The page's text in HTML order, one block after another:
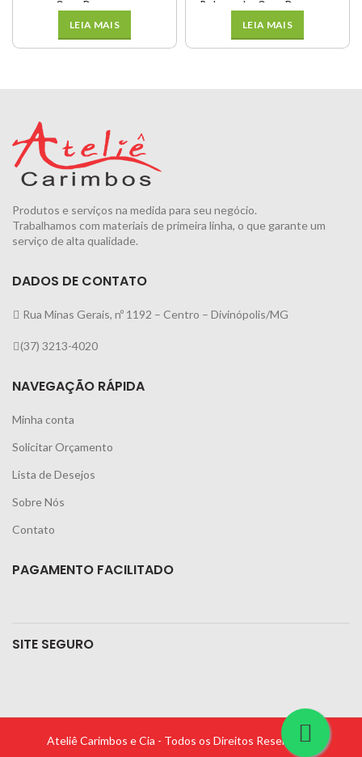
Com Descanso
LEIA MAIS
Retangular Com Descanso
LEIA MAIS
Produtos e serviços na medida para seu negócio.
Trabalhamos com materiais de primeira linha, o que garante um
serviço de alta qualidade.
DADOS DE CONTATO
Rua Minas Gerais, nº 1192 – Centro – Divinópolis/MG
(37) 3213-4020
NAVEGAÇÃO RÁPIDA
Minha conta
Solicitar Orçamento
Lista de Desejos
Sobre Nós
Contato
PAGAMENTO FACILITADO
SITE SEGURO
Ateliê Carimbos e Cia - Todos os Direitos Reservados